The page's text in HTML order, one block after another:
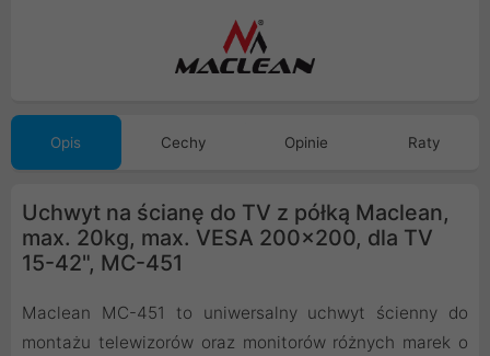
Opis Cechy Opinie Raty
Uchwyt na ścianę do TV z półką Maclean,
max. 20kg, max. VESA 200x200, dla TV
15-42", MC-451
Maclean MC-451 to uniwersalny uchwyt ścienny do
montażu telewizorów oraz monitorów różnych marek o